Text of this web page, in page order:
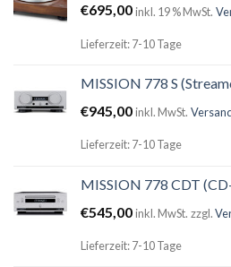
€695,00inkl. 19 % MwSt.
Lieferzeit: 7-10 Tage
MISSION 778 S
€945,00inkl. MwSt.
Lieferzeit: 7-10 Tage
MISSION 778 CDT
€545,00inkl. MwSt. zzgl.
Lieferzeit: 7-10 Tage